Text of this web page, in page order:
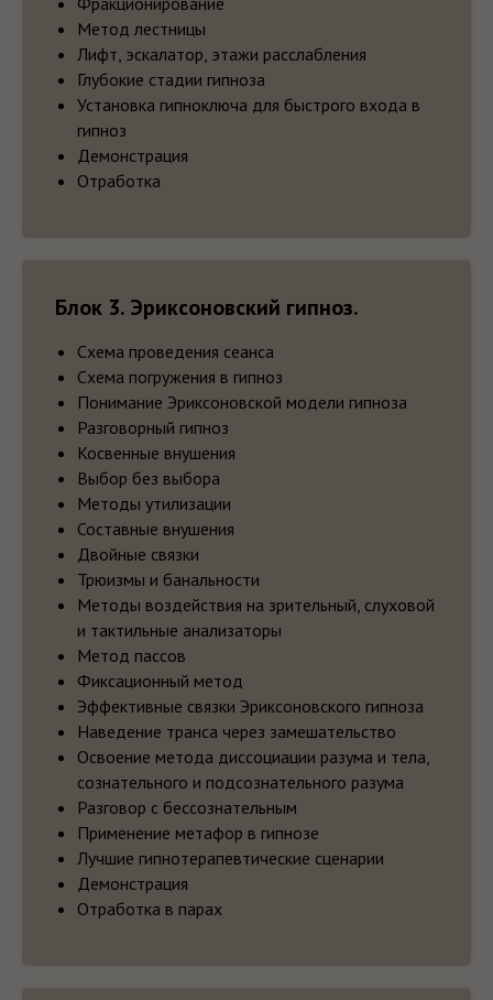
Метод лестницы
Лифт, эскалатор, этажи расслабления
Глубокие стадии гипноза
Установка гипноключа для быстрого входа в
гипноз
Демонстрация
Отработка
Блок 3. Эриксоновский гипноз.
Схема проведения сеанса
Схема погружения в гипноз
Понимание Эриксоновской модели гипноза
Разговорный гипноз
Косвенные внушения
Выбор без выбора
Методы утилизации
Составные внушения
Двойные связки
Трюизмы и банальности
Методы воздействия на зрительный, слуховой
и тактильные анализаторы
Метод пассов
Фиксационный метод
Эффективные связки Эриксоновского гипноза
Наведение транса через замешательство
Освоение метода диссоциации разума и тела,
сознательного и подсознательного разума
Разговор с бессознательным
Применение метафор в гипнозе
Лучшие гипнотерапевтические сценарии
Демонстрация
Отработка в парах
СТОИМОСТЬ ОБУЧЕНИЯ
После прохождения курсавыдается
сертификат.
Возможна оплата в рассрочку.
Максимальный срок рассрочки до 12
Если у Вас возникли вопросы, напишите
нам в WhatsApp или Telegram
Или оставьте заявку и мы с Вами свяжемся.